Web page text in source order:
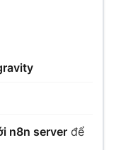
n8n server để